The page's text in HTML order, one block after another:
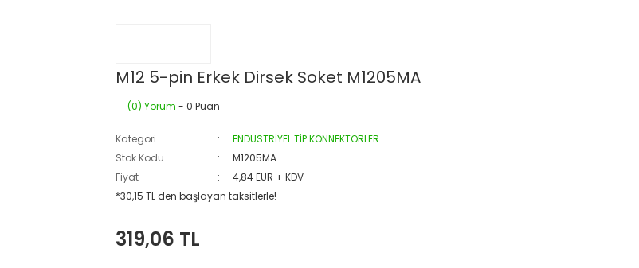
M12 5-pin Erkek Dirsek Soket M1205MA
(0) Yorum - 0 Puan
Kategori
ENDÜSTRİYEL TİP KONNEKTÖRLER
Stok Kodu
M1205MA
Fiyat
4,84 EUR + KDV
*30,15 TL den başlayan taksitlerle!
319,06 TL